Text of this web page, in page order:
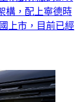
構，配上寧德時
上市，目前已經